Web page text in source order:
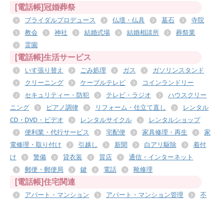
[電話帳]冠婚葬祭
ブライダルプロデュース 仏壇・仏具 墓石
寺院
教会
神社 結婚式場 結婚相談所
葬祭業
霊園
[電話帳]生活サービス
いす張り替え ごみ処理 ガス
ガソリンスタンド
クリーニング
ケーブルテレビ
コインランドリー
セキュリティー・防犯
テレビ・ラジオ
ハウスクリー
ニング
ピアノ調律 リフォーム・仕立て直し
レンタル
CD・DVD・ビデオ
レンタルサイクル
レンタルショップ
便利業・代行サービス
宅配便 家具修理・再生
家
電修理・取り付け
引越し 新聞 白アリ駆除
着付
け
警備 貸衣装 質店
通信・インターネット
郵便・郵便局
鍵 電話 靴修理
[電話帳]住宅関連
アパート・マンション アパート・マンション管理
不